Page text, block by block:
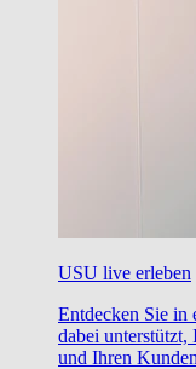
USU live erleben
Entdecken Sie in
dabei
und Ihren